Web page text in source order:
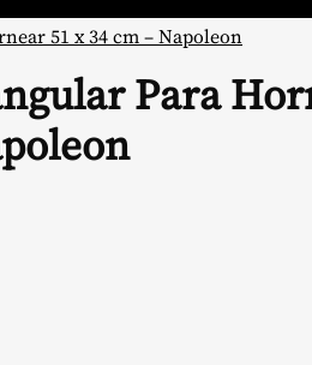
51 x 34 cm – Napoleon
Para